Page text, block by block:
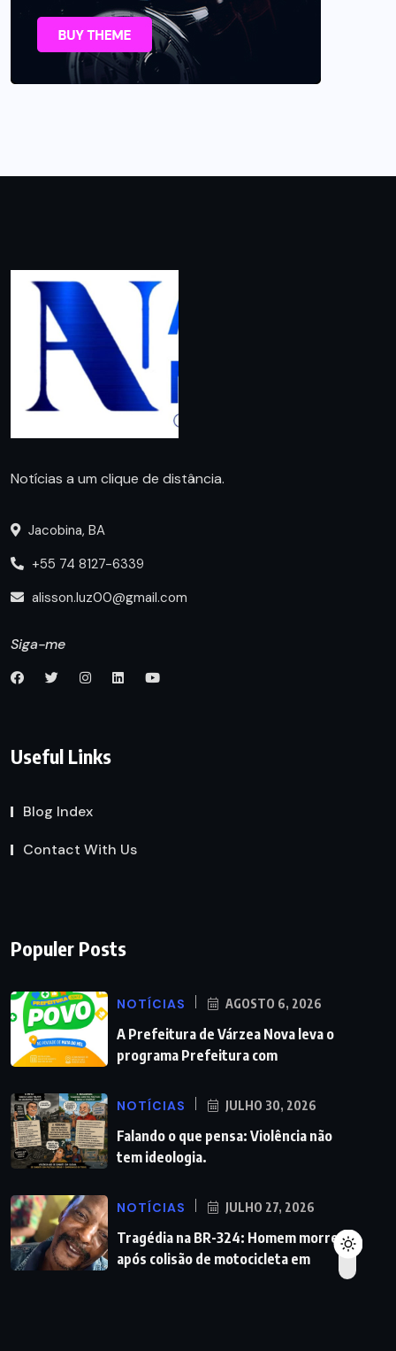
Notícias a um clique de distância.
Jacobina, BA
+55 74 8127-6339
alisson.luz00@gmail.com
Siga-me
Useful Links
Blog Index
Contact With Us
Populer Posts
NOTÍCIAS AGOSTO 6, 2026
A Prefeitura de Várzea Nova leva o
programa Prefeitura com
NOTÍCIAS JULHO 30, 2026
Falando o que pensa: Violência não
tem ideologia.
NOTÍCIAS JULHO 27, 2026
Tragédia na BR-324: Homem morre
após colisão de motocicleta em